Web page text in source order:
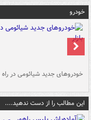
خودرو
خودروهای جدید شیائومی در راه
این مطالب را از دست ندهید....